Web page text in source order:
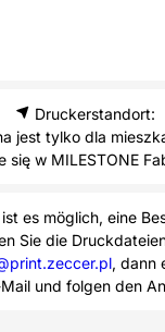
Druckerstandort:
jest tylko dla
się w MILESTONE
es möglich, eine
Sie die
, dann
und folgen den